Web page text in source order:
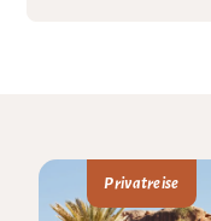
Privatreise